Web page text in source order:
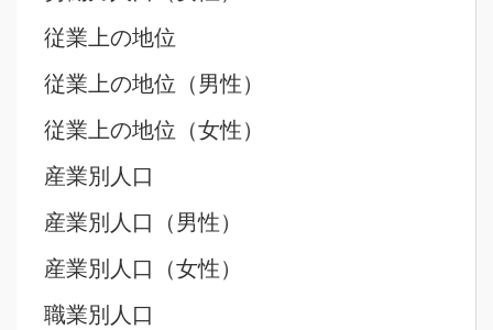
従業上の地位
従業上の地位（男性）
従業上の地位（女性）
産業別人口
産業別人口（男性）
産業別人口（女性）
職業別人口